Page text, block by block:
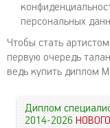
персональных
Чтобы стать
первую очередь
ведь купить диплом
Диплом
2014-2026